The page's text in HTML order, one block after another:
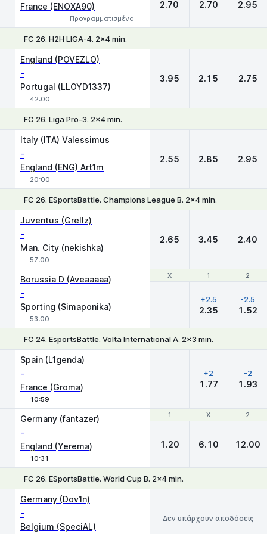
France (ENOXA90)
Προγραμματισμένο
2.70 2.70 2.95
FC 26. H2H LIGA-4. 2x4 min.
England (POVEZLO)
-
Portugal (LLOYD1337)
42:00
3.95 2.15 2.75
FC 26. Liga Pro-3. 2x4 min.
Italy (ITA) Valessimus
-
England (ENG) Art1m
20:00
2.55 2.85 2.95
FC 26. ESportsBattle. Champions League B. 2x4 min.
Juventus (Grellz)
-
Man. City (nekishka)
57:00
2.65 3.45 2.40
Χ 1 2
Borussia D (Aveaaaaa)
-
Sporting (Simaponika)
53:00
Χ 1 2
+2.5
2.35
-2.5
1.52
FC 24. EsportsBattle. Volta International A. 2x3 min.
Spain (L1genda)
-
France (Groma)
10:59
+2
1.77
-2
1.93
1 X 2
Germany (fantazer)
-
England (Yerema)
10:31
1 X 2
1.20 6.10 12.00
FC 26. ESportsBattle. World Cup B. 2x4 min.
Germany (Dov1n)
-
Belgium (SpeciAL)
Δεν υπάρχουν αποδόσεις